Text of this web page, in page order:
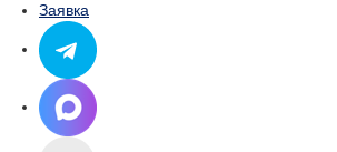
Заявка